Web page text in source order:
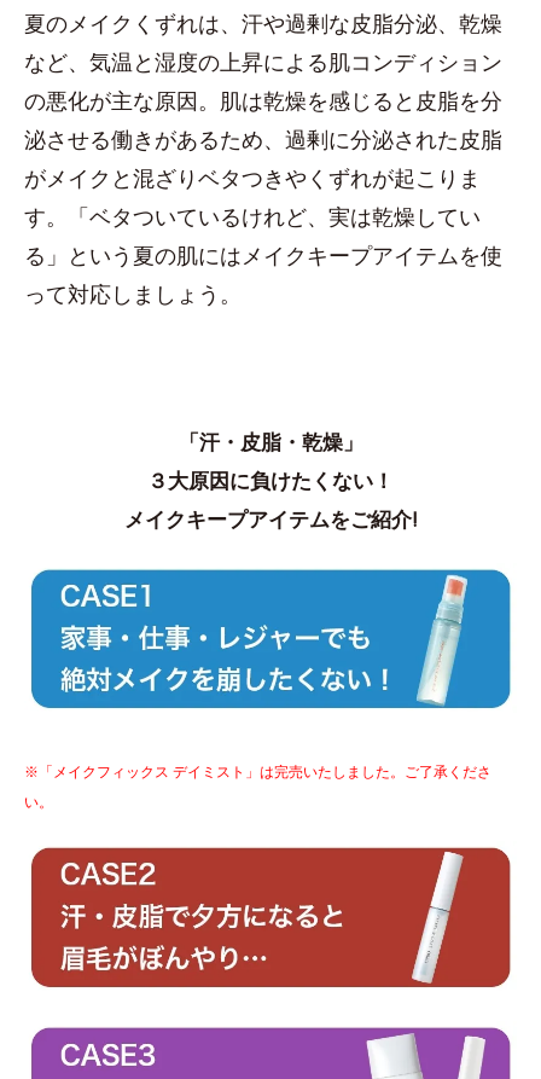
夏のメイクくずれは、汗や過剰な皮脂分泌、乾燥
など、気温と湿度の上昇による肌コンディション
の悪化が主な原因。肌は乾燥を感じると皮脂を分
泌させる働きがあるため、過剰に分泌された皮脂
がメイクと混ざりベタつきやくずれが起こりま
す。「ベタついているけれど、実は乾燥してい
る」という夏の肌にはメイクキープアイテムを使
って対応しましょう。
「汗・皮脂・乾燥」
３大原因に負けたくない！
メイクキープアイテムをご紹介!
※「メイクフィックス デイミスト」は完売いたしました。ご了承くださ
い。